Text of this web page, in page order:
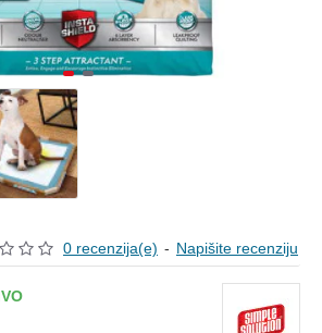
0 recenzija(e) - Napišite recenziju